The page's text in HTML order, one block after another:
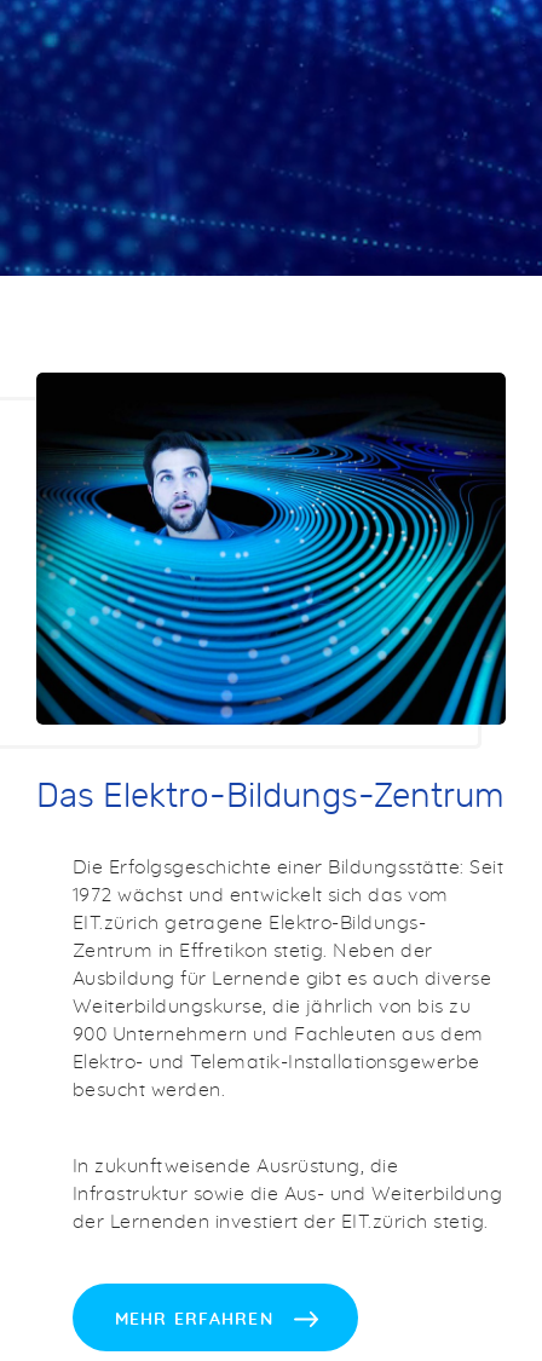
Das Elektro-Bildungs-Zentrum
Die Erfolgsgeschichte einer Bildungsstätte: Seit
1972 wächst und entwickelt sich das vom
EIT.zürich getragene Elektro-Bildungs-
Zentrum in Effretikon stetig. Neben der
Ausbildung für Lernende gibt es auch diverse
Weiterbildungskurse, die jährlich von bis zu
900 Unternehmern und Fachleuten aus dem
Elektro- und Telematik-Installationsgewerbe
besucht werden.
In zukunftweisende Ausrüstung, die
Infrastruktur sowie die Aus- und Weiterbildung
der Lernenden investiert der EIT.zürich stetig.
MEHR ERFAHREN